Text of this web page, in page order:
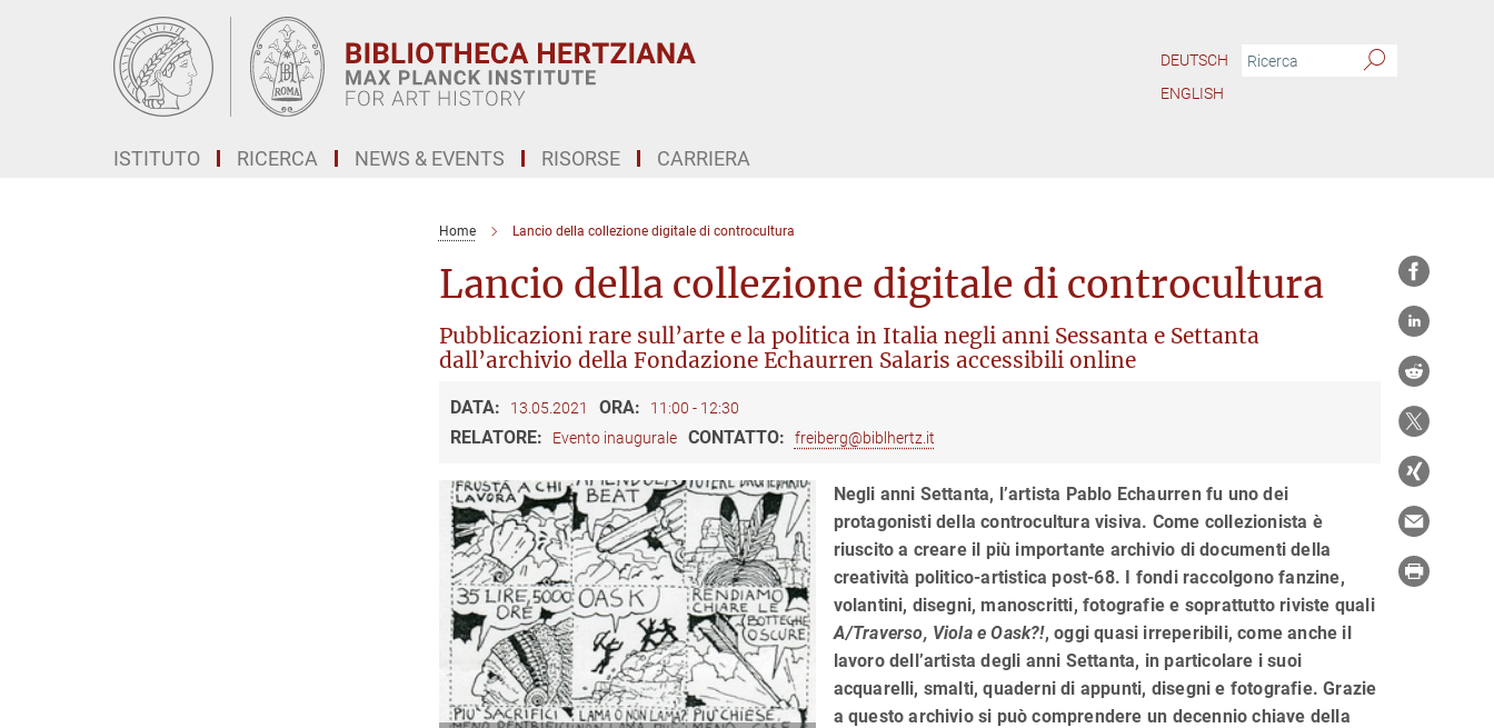
DEUTSCH
ENGLISH
ISTITUTO RICERCA NEWS & EVENTS RISORSE CARRIERA
Home Lancio della collezione digitale di controcultura
Lancio della collezione digitale di controcultura
Pubblicazioni rare sull’arte e la politica in Italia negli anni Sessanta e Settanta
dall’archivio della Fondazione Echaurren Salaris accessibili online
DATA: 13.05.2021 ORA: 11:00 - 12:30
RELATORE: Evento inaugurale CONTATTO: freiberg@biblhertz.it
Negli anni Settanta, l’artista Pablo Echaurren fu uno dei
protagonisti della controcultura visiva. Come collezionista è
riuscito a creare il più importante archivio di documenti della
creatività politico-artistica post-68. I fondi raccolgono fanzine,
volantini, disegni, manoscritti, fotografie e soprattutto riviste quali
A/Traverso, Viola e Oask?!, oggi quasi irreperibili, come anche il
lavoro dell’artista degli anni Settanta, in particolare i suoi
acquarelli, smalti, quaderni di appunti, disegni e fotografie. Grazie
a questo archivio si può comprendere un decennio chiave della